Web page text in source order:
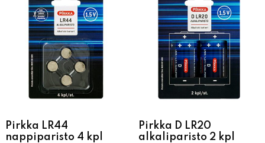
Pirkka LR44
nappiparisto 4 kpl
Pirkka D LR20
alkaliparisto 2 kpl